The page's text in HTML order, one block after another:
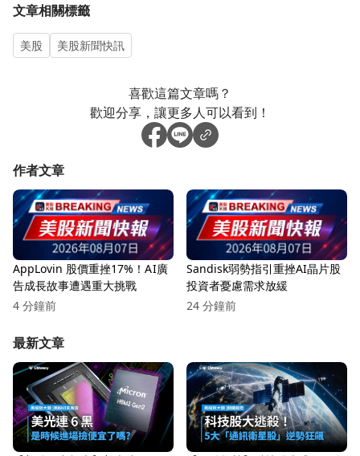
文章相關標籤
美股 美股新聞快訊
喜歡這篇文章嗎？
歡迎分享，讓更多人可以看到！
作者文章
AppLovin 股價重挫17%！AI廣
告成長故事遭遇重大挑戰
4 分鐘前
Sandisk弱勢指引重挫AI晶片股
投資者憂慮需求放緩
24 分鐘前
最新文章